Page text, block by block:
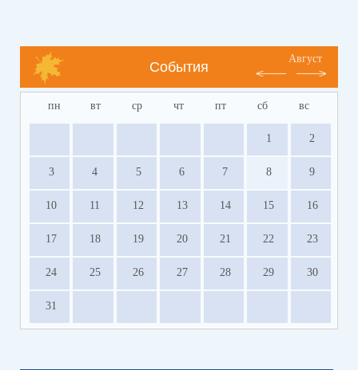
События
Август
пн вт ср чт пт сб вс
1 2
3 4 5 6 7 8 9
10 11 12 13 14 15 16
17 18 19 20 21 22 23
24 25 26 27 28 29 30
31